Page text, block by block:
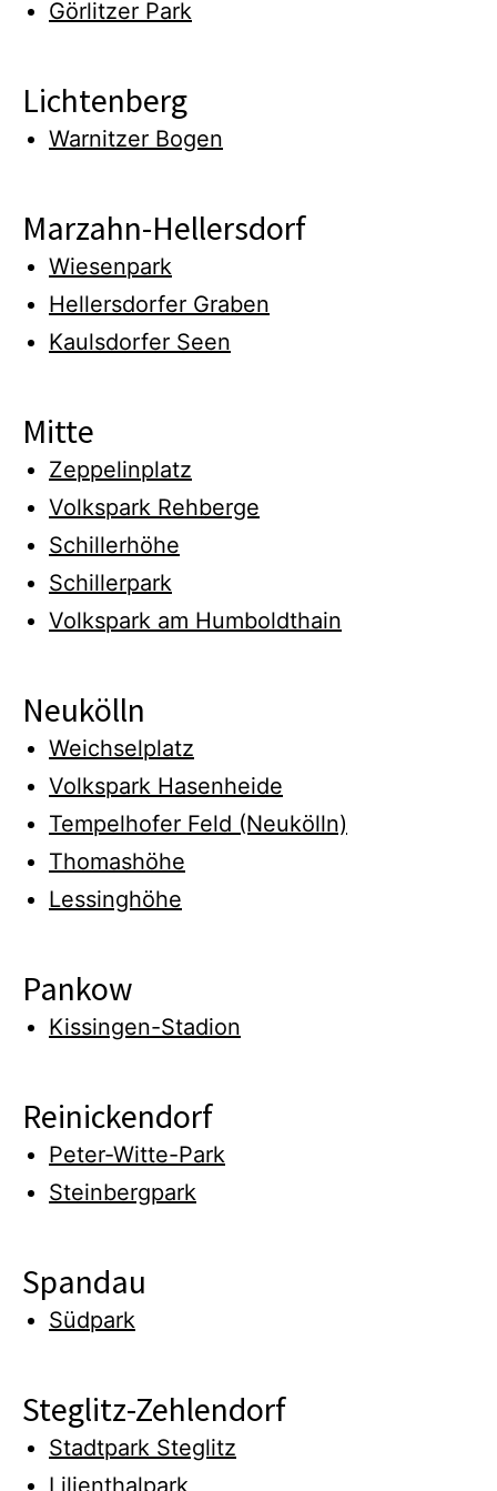
Görlitzer Park
Lichtenberg
Warnitzer Bogen
Marzahn-Hellersdorf
Wiesenpark
Hellersdorfer Graben
Kaulsdorfer Seen
Mitte
Zeppelinplatz
Volkspark Rehberge
Schillerhöhe
Schillerpark
Volkspark am Humboldthain
Neukölln
Weichselplatz
Volkspark Hasenheide
Tempelhofer Feld (Neukölln)
Thomashöhe
Lessinghöhe
Pankow
Kissingen-Stadion
Reinickendorf
Peter-Witte-Park
Steinbergpark
Spandau
Südpark
Steglitz-Zehlendorf
Stadtpark Steglitz
Lilienthalpark